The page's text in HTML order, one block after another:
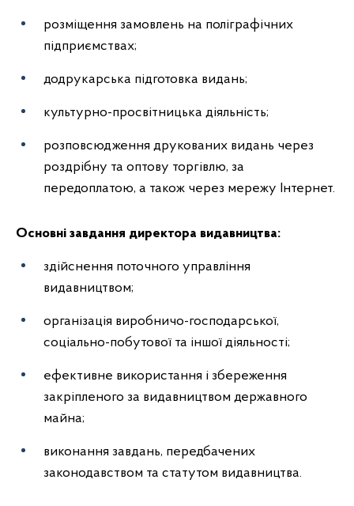
розміщення замовлень на поліграфічних
підприємствах;
додрукарська підготовка видань;
культурно-просвітницька діяльність;
розповсюдження друкованих видань через
роздрібну та оптову торгівлю, за
передоплатою, а також через мережу Інтернет.
Основні завдання директора видавництва:
здійснення поточного управління
видавництвом;
організація виробничо-господарської,
соціально-побутової та іншої діяльності;
ефективне використання і збереження
закріпленого за видавництвом державного
майна;
виконання завдань, передбачених
законодавством та статутом видавництва.